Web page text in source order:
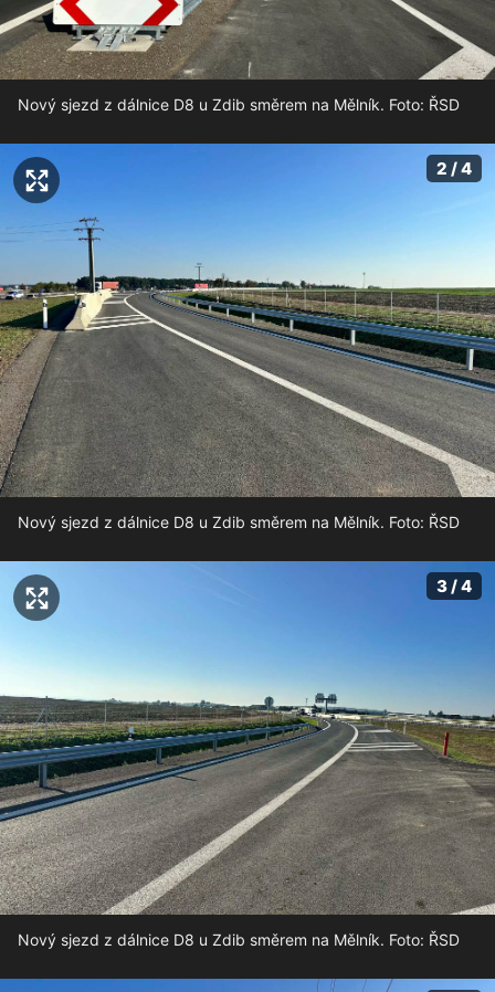
Nový sjezd z dálnice D8 u Zdib směrem na Mělník. Foto: ŘSD
2 / 4
Nový sjezd z dálnice D8 u Zdib směrem na Mělník. Foto: ŘSD
3 / 4
Nový sjezd z dálnice D8 u Zdib směrem na Mělník. Foto: ŘSD